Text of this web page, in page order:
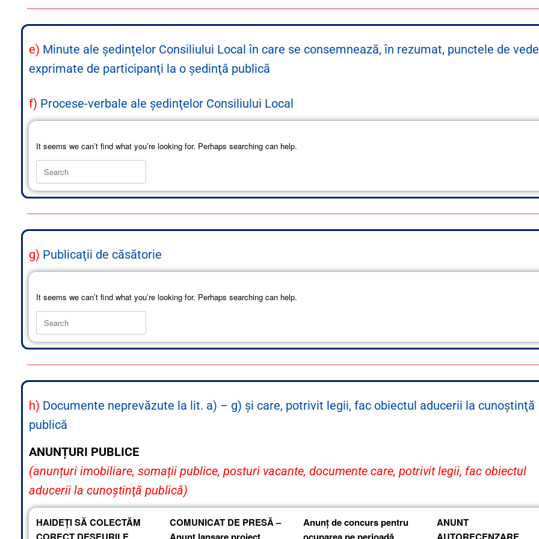
e) Minute ale ședințelor Consiliului Local în care se consemnează, în rezumat, punctele de
exprimate de participanţi la o şedinţă publică
f) Procese-verbale ale şedinţelor Consiliului Local
It seems we can’t find what you’re looking for. Perhaps searching can help.
g) Publicaţii de căsătorie
It seems we can’t find what you’re looking for. Perhaps searching can help.
h) Documente neprevăzute la lit. a) – g) şi care, potrivit legii, fac obiectul aducerii la cunoştinţă
publică
ANUNȚURI PUBLICE
(anunțuri imobiliare, somații publice, posturi vacante, documente care, potrivit legii, fac obiectul
aducerii la cunoştinţă publică)
HAIDEȚI SĂ COLECTĂM
CORECT DEȘEURILE
COMUNICAT DE PRESĂ –
Anunț lansare proiect
Anunț de concurs pentru
ocuparea pe perioadă
ANUNT
AUTORECENZARE